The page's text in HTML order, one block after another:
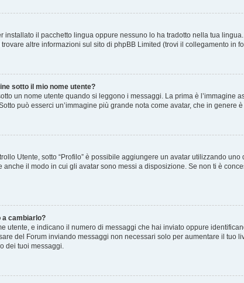
installato il pacchetto lingua oppure nessuno lo ha tradotto nella tua
altre informazioni sul sito di phpBB Limited (trovi il collegamento in
sotto il mio nome utente?
un nome utente quando si leggono i messaggi. La prima è
può esserci un’immagine più grande nota come avatar, che in genere
Utente, sotto “Profilo” è possibile aggiungere un avatar utilizzando
il modo in cui gli avatar sono messi a disposizione. Se non ti è
a cambiarlo?
utente, e indicano il numero di messaggi che hai inviato oppure
del Forum inviando messaggi non necessari solo per aumentare il tuo
dei tuoi messaggi.